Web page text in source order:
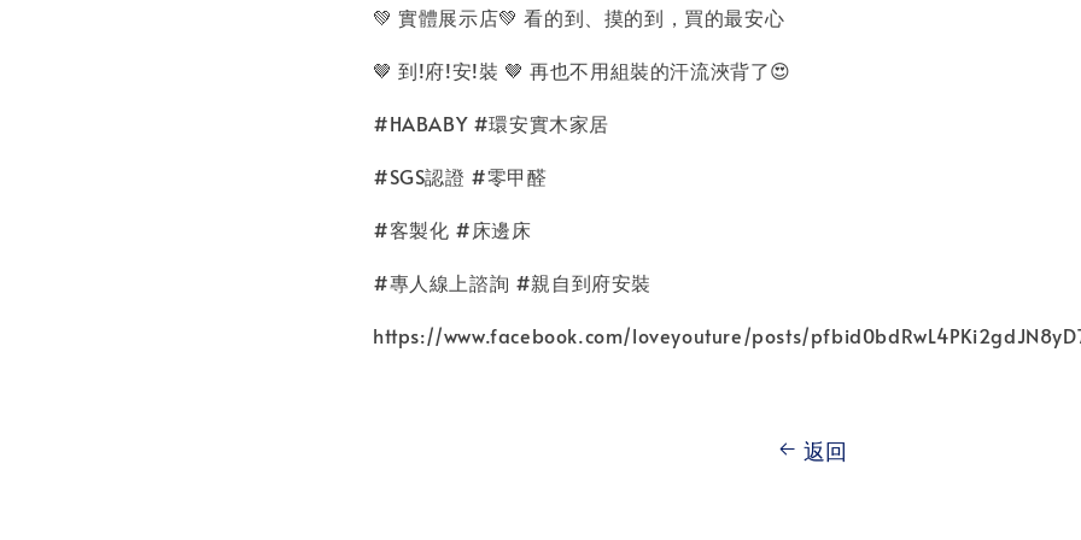
💚 實體展示店💚 看的到、摸的到，買的最安心
🤎 到!府!安!裝 🤎 再也不用組裝的汗流浹背了😍
#HABABY #環安實木家居
#SGS認證 #零甲醛
#客製化 #床邊床
#專人線上諮詢 #親自到府安裝
https://www.facebook.com/loveyouture/posts/
返回